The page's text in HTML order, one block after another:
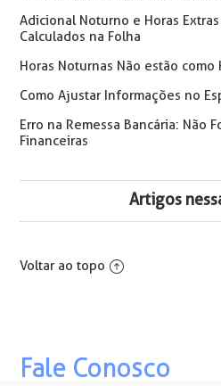
Adicional Noturno e Horas
Calculados na Folha
Horas Noturnas Não estão como
Como Ajustar Informações no
Erro na Remessa Bancária: Não
Financeiras
Artigos
Folha Consolidada
Visualização das Programações
Afastamentos/Ausências
Voltar ao topo
Fale Conosco